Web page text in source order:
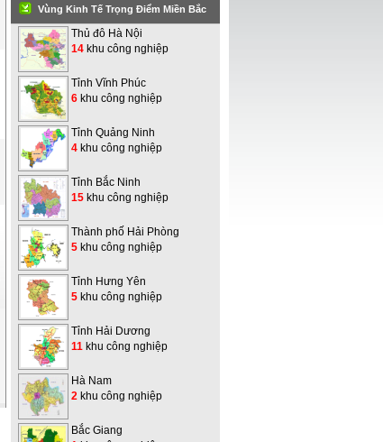
Vùng Kinh Tế Trọng Điểm Miền Bắc
Thủ đô Hà Nội
14 khu công nghiệp
Tỉnh Vĩnh Phúc
6 khu công nghiệp
Tỉnh Quảng Ninh
4 khu công nghiệp
Tỉnh Bắc Ninh
15 khu công nghiệp
Thành phố Hải Phòng
5 khu công nghiệp
Tỉnh Hưng Yên
5 khu công nghiệp
Tỉnh Hải Dương
11 khu công nghiệp
Hà Nam
2 khu công nghiệp
Bắc Giang